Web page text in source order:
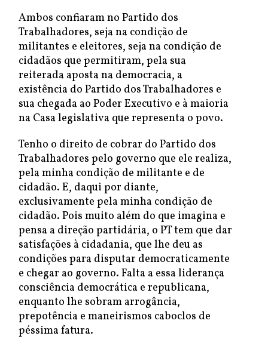
Ambos confiaram no Partido dos
Trabalhadores, seja na condição de
militantes e eleitores, seja na condição de
cidadãos que permitiram, pela sua
reiterada aposta na democracia, a
existência do Partido dos Trabalhadores e
sua chegada ao Poder Executivo e à maioria
na Casa legislativa que representa o povo.
Tenho o direito de cobrar do Partido dos
Trabalhadores pelo governo que ele realiza,
pela minha condição de militante e de
cidadão. E, daqui por diante,
exclusivamente pela minha condição de
cidadão. Pois muito além do que imagina e
pensa a direção partidária, o PT tem que dar
satisfações à cidadania, que lhe deu as
condições para disputar democraticamente
e chegar ao governo. Falta a essa liderança
consciência democrática e republicana,
enquanto lhe sobram arrogância,
prepotência e maneirismos caboclos de
péssima fatura.